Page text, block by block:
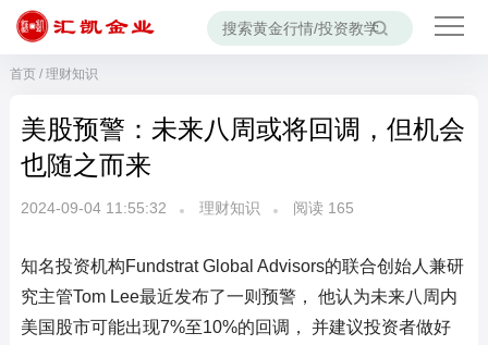
首页/ 理财知识
美股预警：未来八周或将回调，但机会
也随之而来
2024-09-04 11:55:32 理财知识 阅读 165
知名投资机构Fundstrat Global Advisors的联合创始人兼研
究主管Tom Lee最近发布了一则预警， 他认为未来八周内
美国股市可能出现7%至10%的回调， 并建议投资者做好